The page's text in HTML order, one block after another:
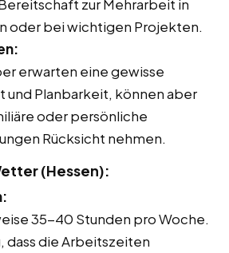
zur Mehrarbeit in
oder bei wichtigen Projekten.
erwarten eine gewisse
und Planbarkeit, können aber
oder persönliche
Rücksicht nehmen.
(Hessen):
35-40 Stunden pro Woche.
dass die Arbeitszeiten